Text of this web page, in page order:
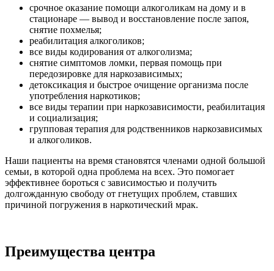
срочное оказание помощи алкоголикам на дому и в
стационаре — вывод и восстановление после запоя,
снятие похмелья;
реабилитация алкоголиков;
все виды кодирования от алкоголизма;
снятие симптомов ломки, первая помощь при
передозировке для наркозависимых;
детоксикация и быстрое очищение организма после
употребления наркотиков;
все виды терапии при наркозависимости, реабилитация
и социализация;
групповая терапия для родственников наркозависимых
и алкоголиков.
Наши пациенты на время становятся членами одной большой
семьи, в которой одна проблема на всех. Это помогает
эффективнее бороться с зависимостью и получить
долгожданную свободу от гнетущих проблем, ставших
причиной погружения в наркотический мрак.
Преимущества центра